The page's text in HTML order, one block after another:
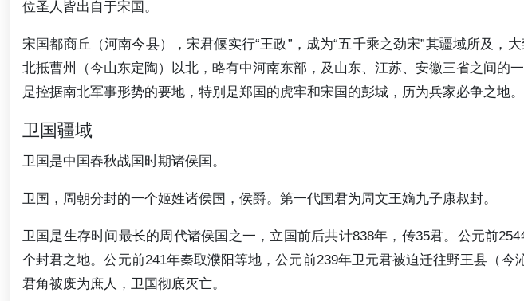
位圣人皆出自于宋国。
宋国都商丘（河南今县），宋君偃实行“王政”，成为“五千乘之劲宋”其疆域所及，
北抵曹州（今山东定陶）以北，略有中河南东部，及山东、江苏、安徽三省之间的
是控据南北军事形势的要地，特别是郑国的虎牢和宋国的彭城，历为兵家必争之地。
卫国疆域
卫国是中国春秋战国时期诸侯国。
卫国，周朝分封的一个姬姓诸侯国，侯爵。第一代国君为周文王嫡九子康叔封。
卫国是生存时间最长的周代诸侯国之一，立国前后共计838年，传35君。公元前
个封君之地。公元前241年秦取濮阳等地，公元前239年卫元君被迫迁往野王县（今
君角被废为庶人，卫国彻底灭亡。